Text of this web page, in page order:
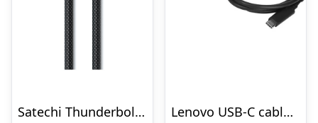
Satechi Thunderbolt 4 Pro Cable – 1 m
Lenovo USB-C cable – 1 m